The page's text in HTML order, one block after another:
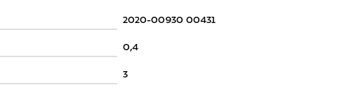
2020-00930 00431
0,4
3